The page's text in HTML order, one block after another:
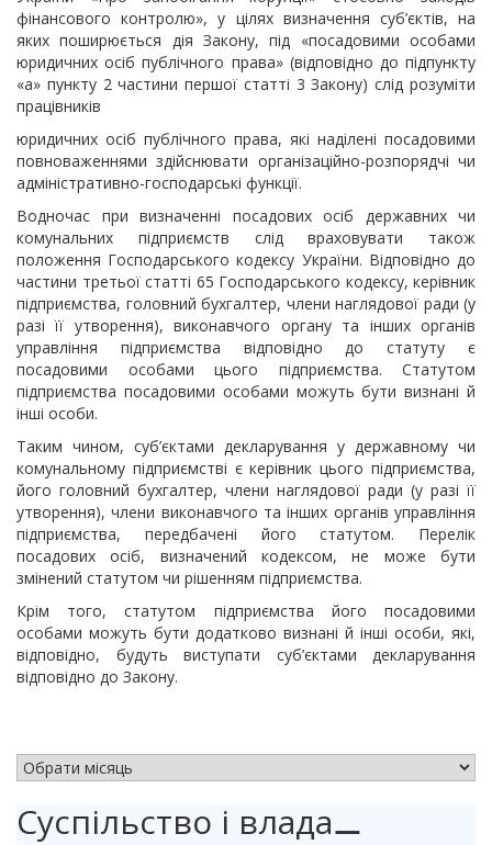
фінансового контролю», у цілях визначення суб’єктів, на
яких поширюється дія Закону, під «посадовими особами
юридичних осіб публічного права» (відповідно до підпункту
«а» пункту 2 частини першої статті 3 Закону) слід розуміти
працівників
юридичних осіб публічного права, які наділені посадовими
повноваженнями здійснювати організаційно-розпорядчі чи
адміністративно-господарські функції.
Водночас при визначенні посадових осіб державних чи
комунальних підприємств слід враховувати також
положення Господарського кодексу України. Відповідно до
частини третьої статті 65 Господарського кодексу, керівник
підприємства, головний бухгалтер, члени наглядової ради (у
разі її утворення), виконавчого органу та інших органів
управління підприємства відповідно до статуту є
посадовими особами цього підприємства. Статутом
підприємства посадовими особами можуть бути визнані й
інші особи.
Таким чином, суб’єктами декларування у державному чи
комунальному підприємстві є керівник цього підприємства,
його головний бухгалтер, члени наглядової ради (у разі її
утворення), члени виконавчого та інших органів управління
підприємства, передбачені його статутом. Перелік
посадових осіб, визначений кодексом, не може бути
змінений статутом чи рішенням підприємства.
Крім того, статутом підприємства його посадовими
особами можуть бути додатково визнані й інші особи, які,
відповідно, будуть виступати суб’єктами декларування
відповідно до Закону.
Суспільство і влада⚊